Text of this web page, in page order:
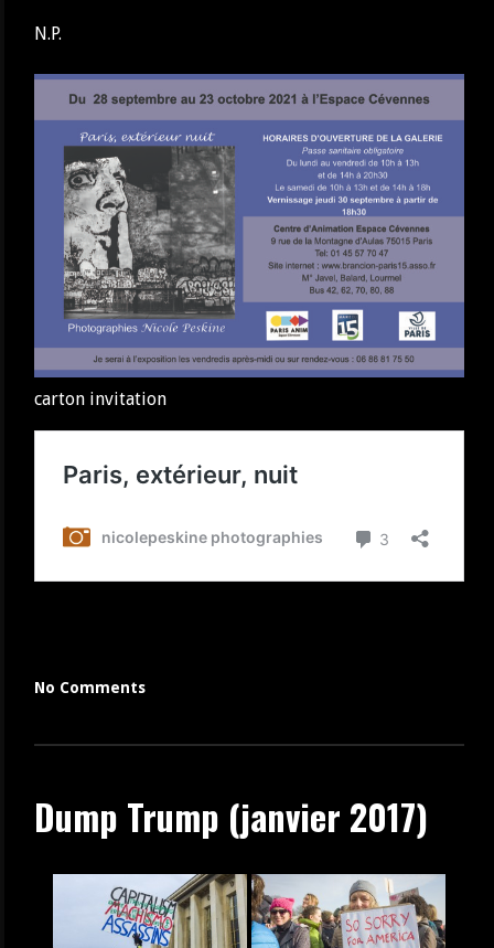
N.P.
carton invitation
No Comments
Dump Trump (janvier 2017)